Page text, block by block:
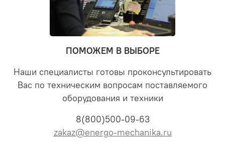
ПОМОЖЕМ В ВЫБОРЕ
Наши специалисты готовы проконсультировать
Вас по техническим вопросам поставляемого
оборудования и техники
8(800)500-09-63
zakaz@energo-mechanika.ru